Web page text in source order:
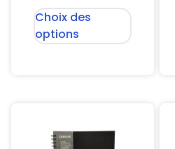
Choix des
options